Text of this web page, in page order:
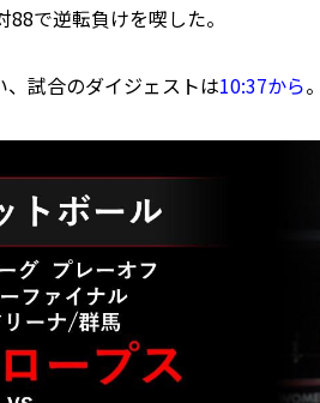
で逆転負けを喫した。
試合のダイジェストは10:37から。